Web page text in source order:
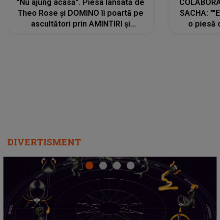
"Nu ajung acasă". Piesa lansată de
Theo Rose și DOMINO îi poartă pe
ascultători prin AMINTIRI și
SACHA:
o piesă
DIVERTISMENT